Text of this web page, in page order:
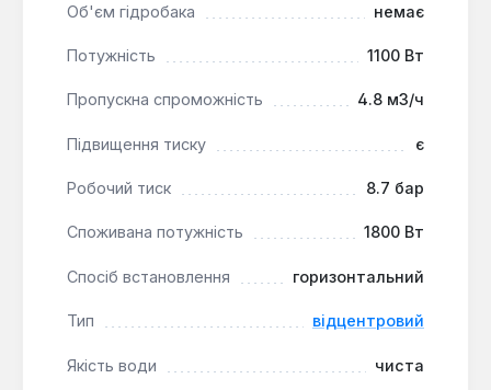
Об'єм гідробака немає
Потужність 1100 Вт
Пропускна спроможність 4.8 м3/ч
Підвищення тиску є
Робочий тиск 8.7 бар
Споживана потужність 1800 Вт
Спосіб встановлення горизонтальний
Тип відцентровий
Якість води чиста